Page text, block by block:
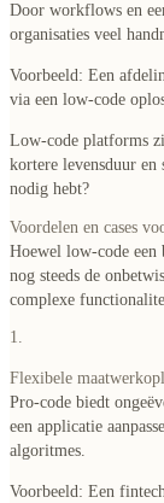
Door workflows en
organisaties veel
Voorbeeld : Een
via een low-code
Low-code platforms
kortere levensduur en
nodig hebt?
Voordelen en cases
Hoewel low-code een
nog steeds de
complexe
1.
Flexibele
Pro-code biedt
een applicatie
algoritmes.
Voorbeeld: Een